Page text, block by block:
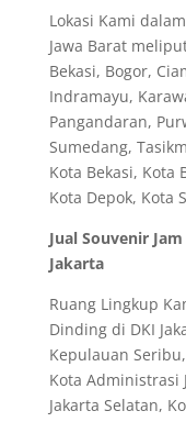
Lokasi Kami
Jawa Barat
Bekasi, Bogor,
Indramayu,
Pangandaran,
Sumedang,
Kota Bekasi, Kota
Kota Depok, Kota
Jual Souvenir
Jakarta
Ruang Lingkup
Dinding di DKI
Kepulauan
Kota Administrasi
Jakarta Selatan,